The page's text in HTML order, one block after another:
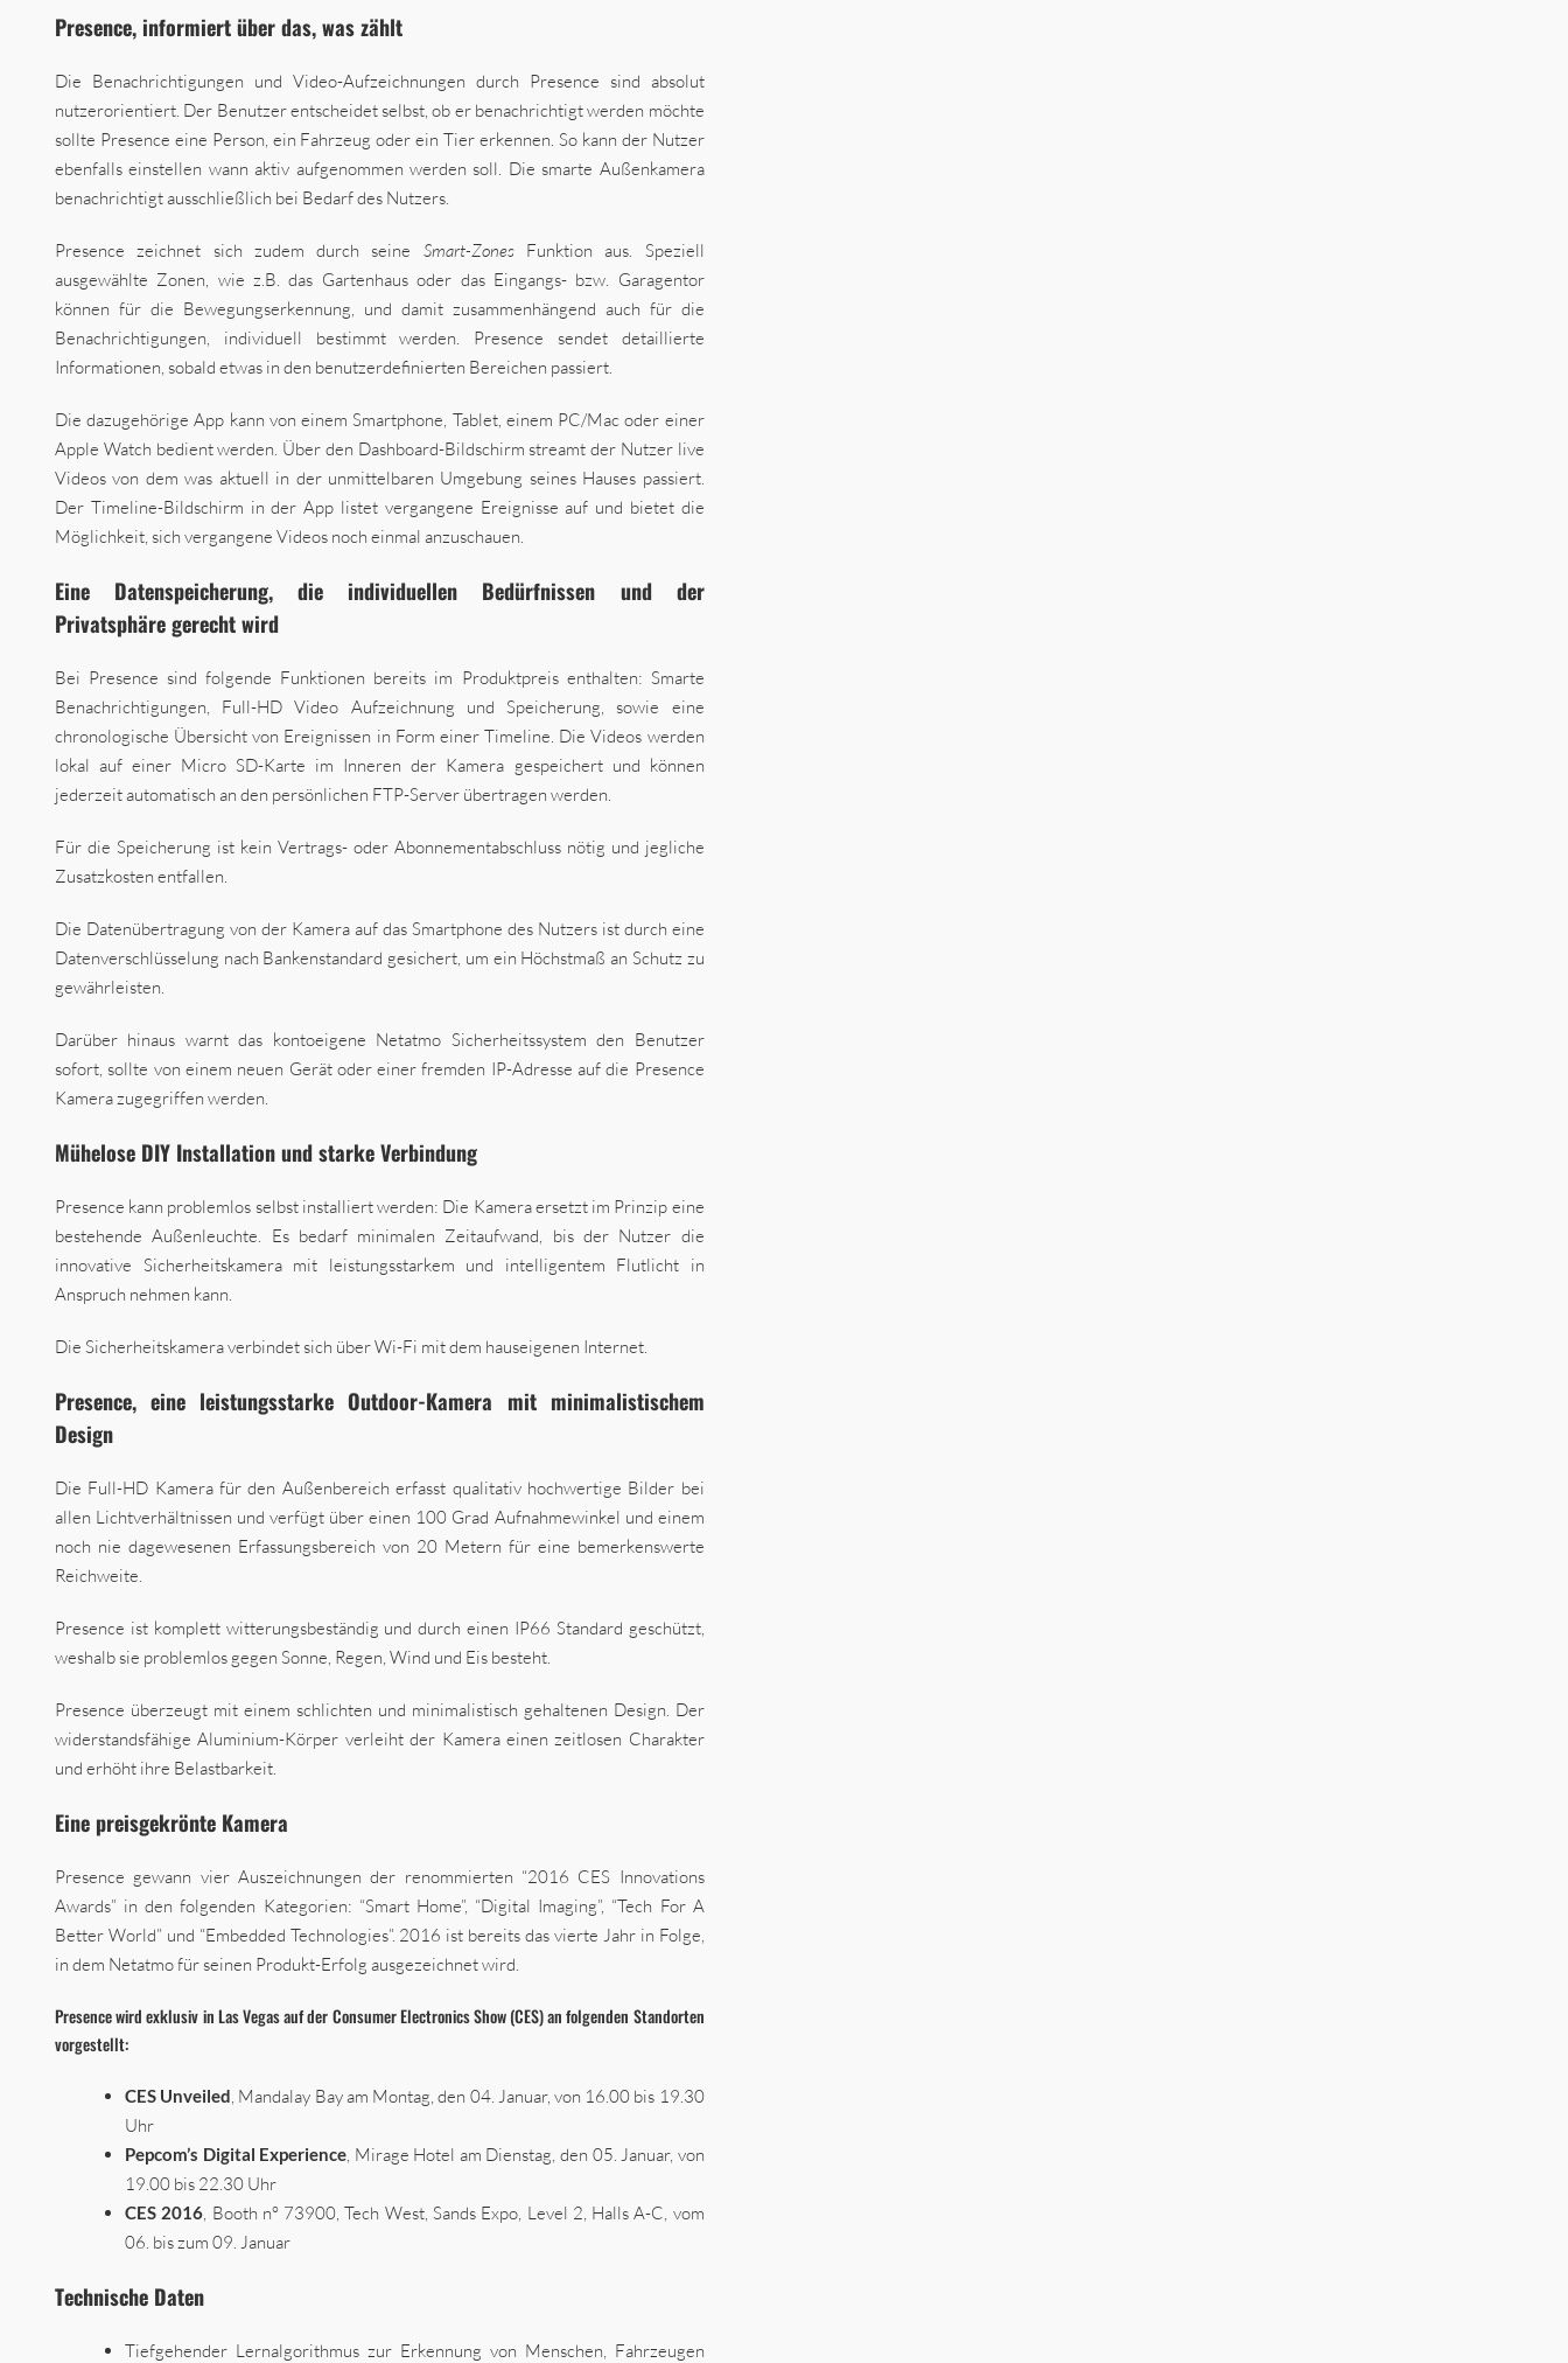
Presence, informiert über das, was zählt
Die Benachrichtigungen und Video-Aufzeichnungen durch Presence sind absolut
nutzerorientiert. Der Benutzer entscheidet selbst, ob er benachrichtigt werden möchte
sollte Presence eine Person, ein Fahrzeug oder ein Tier erkennen. So kann der Nutzer
ebenfalls einstellen wann aktiv aufgenommen werden soll. Die smarte Außenkamera
benachrichtigt ausschließlich bei Bedarf des Nutzers.
Presence zeichnet sich zudem durch seine Smart-Zones Funktion aus. Speziell
ausgewählte Zonen, wie z.B. das Gartenhaus oder das Eingangs- bzw. Garagentor
können für die Bewegungserkennung, und damit zusammenhängend auch für die
Benachrichtigungen, individuell bestimmt werden. Presence sendet detaillierte
Informationen, sobald etwas in den benutzerdefinierten Bereichen passiert.
Die dazugehörige App kann von einem Smartphone, Tablet, einem PC/Mac oder einer
Apple Watch bedient werden. Über den Dashboard-Bildschirm streamt der Nutzer live
Videos von dem was aktuell in der unmittelbaren Umgebung seines Hauses passiert.
Der Timeline-Bildschirm in der App listet vergangene Ereignisse auf und bietet die
Möglichkeit, sich vergangene Videos noch einmal anzuschauen.
Eine Datenspeicherung, die individuellen Bedürfnissen und der
Privatsphäre gerecht wird
Bei Presence sind folgende Funktionen bereits im Produktpreis enthalten: Smarte
Benachrichtigungen, Full-HD Video Aufzeichnung und Speicherung, sowie eine
chronologische Übersicht von Ereignissen in Form einer Timeline. Die Videos werden
lokal auf einer Micro SD-Karte im Inneren der Kamera gespeichert und können
jederzeit automatisch an den persönlichen FTP-Server übertragen werden.
Für die Speicherung ist kein Vertrags- oder Abonnementabschluss nötig und jegliche
Zusatzkosten entfallen.
Die Datenübertragung von der Kamera auf das Smartphone des Nutzers ist durch eine
Datenverschlüsselung nach Bankenstandard gesichert, um ein Höchstmaß an Schutz zu
gewährleisten.
Darüber hinaus warnt das kontoeigene Netatmo Sicherheitssystem den Benutzer
sofort, sollte von einem neuen Gerät oder einer fremden IP-Adresse auf die Presence
Kamera zugegriffen werden.
Mühelose DIY Installation und starke Verbindung
Presence kann problemlos selbst installiert werden: Die Kamera ersetzt im Prinzip eine
bestehende Außenleuchte. Es bedarf minimalen Zeitaufwand, bis der Nutzer die
innovative Sicherheitskamera mit leistungsstarkem und intelligentem Flutlicht in
Anspruch nehmen kann.
Die Sicherheitskamera verbindet sich über Wi-Fi mit dem hauseigenen Internet.
Presence, eine leistungsstarke Outdoor-Kamera mit minimalistischem
Design
Die Full-HD Kamera für den Außenbereich erfasst qualitativ hochwertige Bilder bei
allen Lichtverhältnissen und verfügt über einen 100 Grad Aufnahmewinkel und einem
noch nie dagewesenen Erfassungsbereich von 20 Metern für eine bemerkenswerte
Reichweite.
Presence ist komplett witterungsbeständig und durch einen IP66 Standard geschützt,
weshalb sie problemlos gegen Sonne, Regen, Wind und Eis besteht.
Presence überzeugt mit einem schlichten und minimalistisch gehaltenen Design. Der
widerstandsfähige Aluminium-Körper verleiht der Kamera einen zeitlosen Charakter
und erhöht ihre Belastbarkeit.
Eine preisgekrönte Kamera
Presence gewann vier Auszeichnungen der renommierten “2016 CES Innovations
Awards” in den folgenden Kategorien: “Smart Home”, “Digital Imaging”, “Tech For A
Better World” und “Embedded Technologies”. 2016 ist bereits das vierte Jahr in Folge,
in dem Netatmo für seinen Produkt-Erfolg ausgezeichnet wird.
Presence wird exklusiv in Las Vegas auf der Consumer Electronics Show (CES) an folgenden Standorten
vorgestellt:
CES Unveiled, Mandalay Bay am Montag, den 04. Januar, von 16.00 bis 19.30
Uhr
Pepcom’s Digital Experience, Mirage Hotel am Dienstag, den 05. Januar, von
19.00 bis 22.30 Uhr
CES 2016, Booth n° 73900, Tech West, Sands Expo, Level 2, Halls A-C, vom
06. bis zum 09. Januar
Technische Daten
Tiefgehender Lernalgorithmus zur Erkennung von Menschen, Fahrzeugen